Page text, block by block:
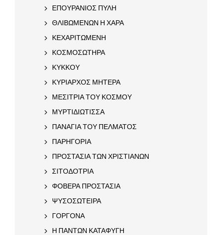
ΕΠΟΥΡΑΝΙΟΣ ΠΥΛΗ
ΘΛΙΒΩΜΕΝΩΝ Η ΧΑΡΑ
ΚΕΧΑΡΙΤΩΜΕΝΗ
ΚΟΣΜΟΣΩΤΗΡΑ
ΚΥΚΚΟΥ
ΚΥΡΙΑΡΧΟΣ ΜΗΤΕΡΑ
ΜΕΣΙΤΡΙΑ ΤΟΥ ΚΟΣΜΟΥ
ΜΥΡΤΙΔΙΩΤΙΣΣΑ
ΠΑΝΑΓΙΑ ΤΟΥ ΠΕΛΜΑΤΟΣ
ΠΑΡΗΓΟΡΙΑ
ΠΡΟΣΤΑΣΙΑ ΤΩΝ ΧΡΙΣΤΙΑΝΩΝ
ΣΙΤΟΔΟΤΡΙΑ
ΦΟΒΕΡΑ ΠΡΟΣΤΑΣΙΑ
ΨΥΣΟΣΩΤΕΙΡΑ
ΓΟΡΓΟΝΑ
Η ΠΑΝΤΩΝ ΚΑΤΑΦΥΓΗ